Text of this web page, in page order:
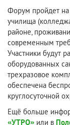
Форум пройдет на
училища
районе,
современным
Участники будут
оборудованных
трехразовое
обеспечена
круглосуточной
Ещё больше
«УТРО» или в